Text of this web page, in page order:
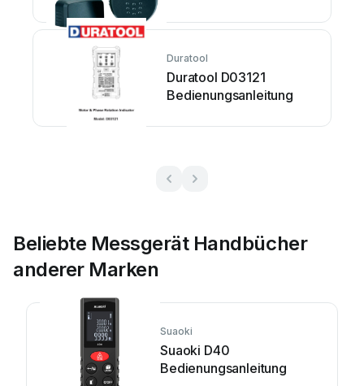
Duratool
Duratool D03121
Bedienungsanleitung
Beliebte Messgerät Handbücher
anderer Marken
Suaoki
Suaoki D40
Bedienungsanleitung